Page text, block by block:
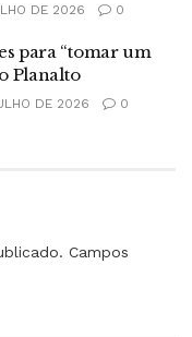
DE 2026 0
para “tomar um
Planalto
DE 2026 0
Campos